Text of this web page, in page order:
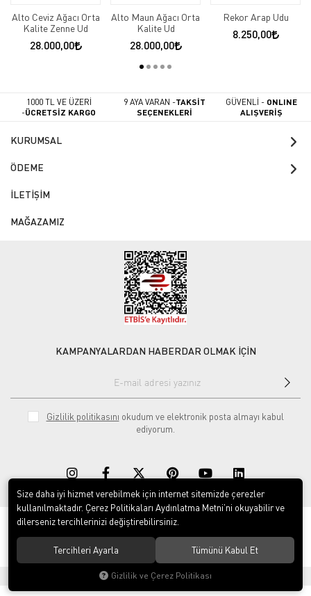
Alto Ceviz Ağacı Orta
Kalite Zenne Ud
28.000,00
Alto Maun Ağacı Orta
Kalite Ud
28.000,00
Rekor Arap Udu
8.250,00
1000 TL VE ÜZERİ
-ÜCRETSİZ KARGO
9 AYA VARAN -TAKSİT
SEÇENEKLERİ
GÜVENLİ - ONLINE
ALIŞVERİŞ
KURUMSAL
ÖDEME
İLETİŞİM
MAĞAZAMIZ
KAMPANYALARDAN HABERDAR OLMAK İÇİN
Gizlilik politikasını okudum ve elektronik posta almayı kabul
ediyorum.
© 2020Rekor Müzik. Tüm hakları saklıdır.
Yeni Nesil E-Ticaret Sistemleri ile Hazırlanmıştır.
Size daha iyi hizmet verebilmek için internet sitemizde çerezler
kullanılmaktadır. Çerez Politikaları Aydınlatma Metni’ni okuyabilir ve
dilerseniz tercihlerinizi değiştirebilirsiniz.
Tercihleri Ayarla Tümünü Kabul Et
Gizlilik ve Çerez Politikası